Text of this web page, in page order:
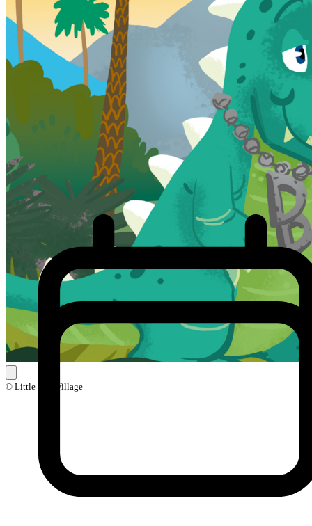
© Little Ball Village